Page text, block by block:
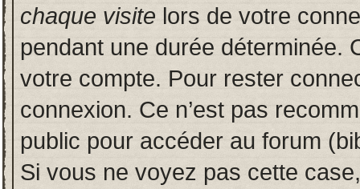
chaque visite lors de votre
pendant une durée déterminée.
votre compte. Pour rester
connexion. Ce n’est pas
public pour accéder au forum
Si vous ne voyez pas cette